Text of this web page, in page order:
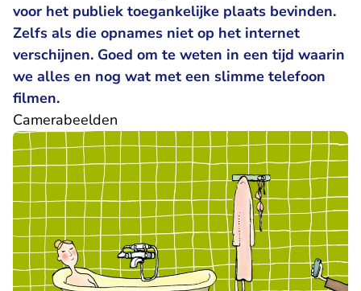
voor het publiek toegankelijke plaats bevinden.
Zelfs als die opnames niet op het internet
verschijnen. Goed om te weten in een tijd waarin
we alles en nog wat met een slimme telefoon
filmen.
Camerabeelden